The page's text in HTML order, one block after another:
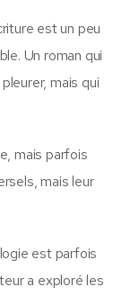
est un peu
Un roman qui
mais qui
mais parfois
mais leur
est parfois
a exploré les